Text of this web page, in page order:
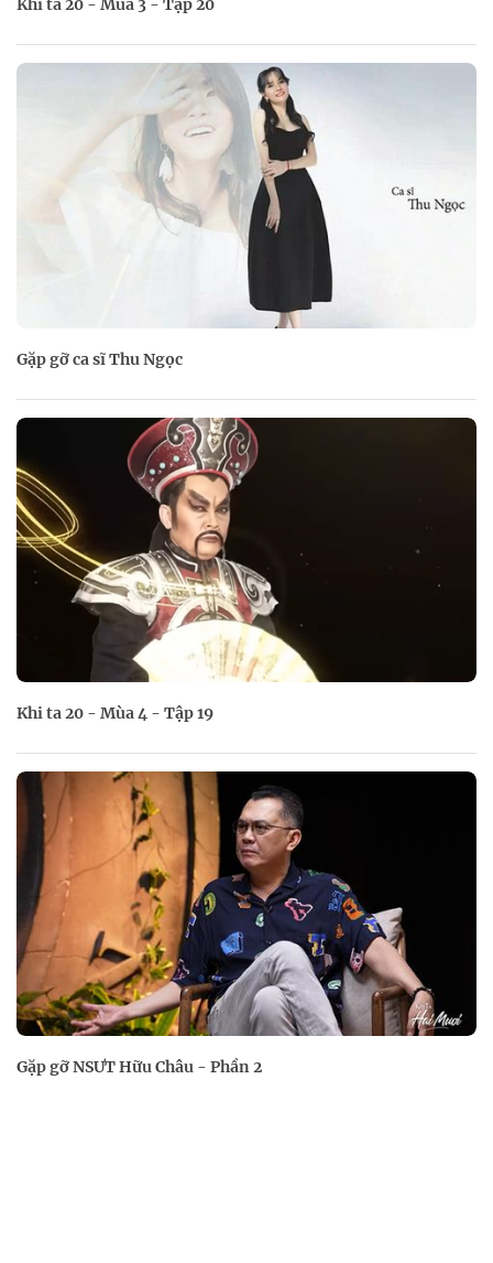
Khi ta 20 - Mùa 3 - Tập 20
Gặp gỡ ca sĩ Thu Ngọc
Khi ta 20 - Mùa 4 - Tập 19
Gặp gỡ NSƯT Hữu Châu - Phần 2